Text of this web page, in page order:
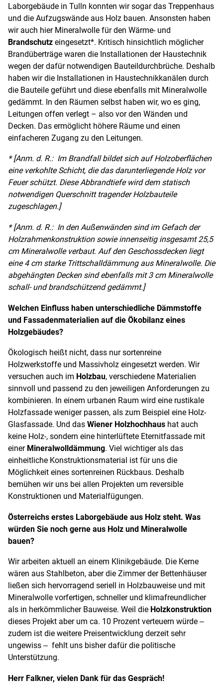
Laborgebäude in Tulln konnten wir sogar das Treppenhaus
und die Aufzugswände aus Holz bauen. Ansonsten haben
wir auch hier Mineralwolle für den Wärme- und
Brandschutz eingesetzt*. Kritisch hinsichtlich möglicher
Brandüberträge waren die Installationen der Haustechnik
wegen der dafür notwendigen Bauteildurchbrüche. Deshalb
haben wir die Installationen in Haustechnikkanälen durch
die Bauteile geführt und diese ebenfalls mit Mineralwolle
gedämmt. In den Räumen selbst haben wir, wo es ging,
Leitungen offen verlegt – also vor den Wänden und
Decken. Das ermöglicht höhere Räume und einen
einfacheren Zugang zu den Leitungen.
* [Anm. d. R.: Im Brandfall bildet sich auf Holzoberflächen
eine verkohlte Schicht, die das darunterliegende Holz vor
Feuer schützt. Diese Abbrandtiefe wird dem statisch
notwendigen Querschnitt tragender Holzbauteile
zugeschlagen.]
* [Anm. d. R.: In den Außenwänden sind im Gefach der
Holzrahmenkonstruktion sowie innenseitig insgesamt 25,5
cm Mineralwolle verbaut. Auf den Geschossdecken liegt
eine 4 cm starke Trittschalldämmung aus Mineralwolle. Die
abgehängten Decken sind ebenfalls mit 3 cm Mineralwolle
schall- und brandschützend gedämmt.]
Welchen Einfluss haben unterschiedliche Dämmstoffe
und Fassadenmaterialien auf die Ökobilanz eines
Holzgebäudes?
Ökologisch heißt nicht, dass nur sortenreine
Holzwerkstoffe und Massivholz eingesetzt werden. Wir
versuchen auch im Holzbau, verschiedene Materialien
sinnvoll und passend zu den jeweiligen Anforderungen zu
kombinieren. In einem urbanen Raum wird eine rustikale
Holzfassade weniger passen, als zum Beispiel eine Holz-
Glasfassade. Und das Wiener Holzhochhaus hat auch
keine Holz-, sondern eine hinterlüftete Eternitfassade mit
einer Mineralwolldämmung. Viel wichtiger als das
einheitliche Konstruktionsmaterial ist für uns die
Möglichkeit eines sortenreinen Rückbaus. Deshalb
bemühen wir uns bei allen Projekten um reversible
Konstruktionen und Materialfügungen.
Österreichs erstes Laborgebäude aus Holz steht. Was
würden Sie noch gerne aus Holz und Mineralwolle
bauen?
Wir arbeiten aktuell an einem Klinikgebäude. Die Kerne
wären aus Stahlbeton, aber die Zimmer der Bettenhäuser
ließen sich hervorragend seriell in Holzbauweise und mit
Mineralwolle vorfertigen, schneller und klimafreundlicher
als in herkömmlicher Bauweise. Weil die Holzkonstruktion
dieses Projekt aber um ca. 10 Prozent verteuern würde ‒
zudem ist die weitere Preisentwicklung derzeit sehr
ungewiss ‒ fehlt uns bisher dafür die politische
Unterstützung.
Herr Falkner, vielen Dank für das Gespräch!